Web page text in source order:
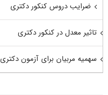
ضرایب دروس کنکور دکتری
تاثیر معدل در کنکور دکتری
سهمیه مربیان برای آزمون دکتری